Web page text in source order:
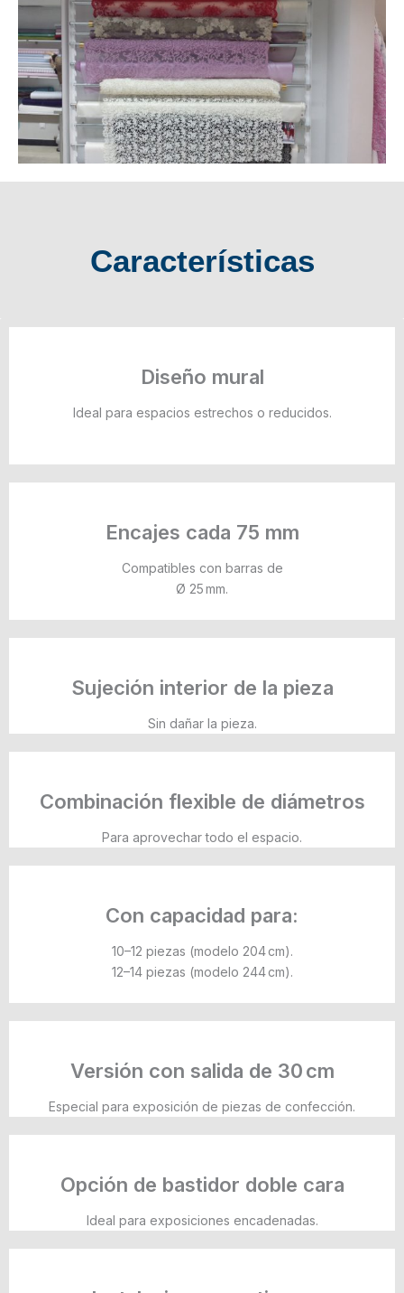
Características
Diseño mural
Ideal para espacios estrechos o reducidos.
Encajes cada 75 mm
Compatibles con barras de
Ø 25 mm.
Sujeción interior de la pieza
Sin dañar la pieza.
Combinación flexible de diámetros
Para aprovechar todo el espacio.
Con capacidad para:
10–12 piezas (modelo 204 cm).
12–14 piezas (modelo 244 cm).
Versión con salida de 30 cm
Especial para exposición de piezas de confección.
Opción de bastidor doble cara
Ideal para exposiciones encadenadas.